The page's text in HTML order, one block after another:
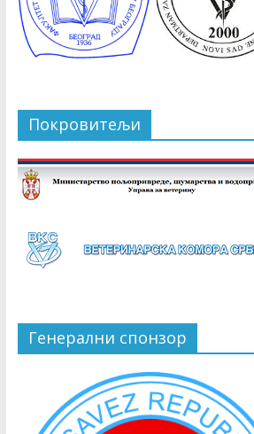
Покровитељи
Генерални спонзор